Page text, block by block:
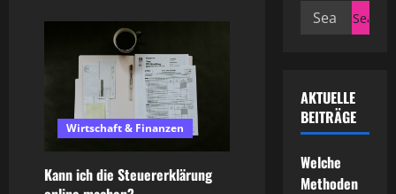
Wirtschaft & Finanzen
Kann ich die Steuererklärung
Search
AKTUELLE
BEITRÄGE
Welche
Methoden